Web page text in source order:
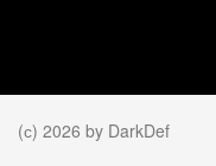
(с) 2026 by DarkDef